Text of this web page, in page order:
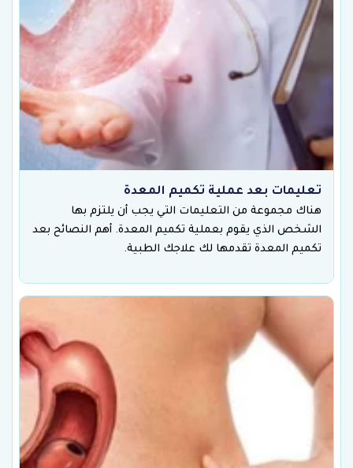
تعليمات بعد عملية تكميم المعدة
هناك مجموعة من التعليمات التي يجب أن يلتزم بها
الشخص الذي يقوم بعملية تكميم المعدة. أهم النصائح بعد
تكميم المعدة تقدمها لك علاجك الطبية.